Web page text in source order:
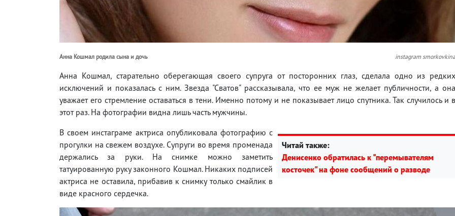
Анна Кошмал родила сына и дочь instagram smorkovkina
Анна Кошмал, старательно оберегающая своего супруга от посторонних глаз, сделала одно из редких
исключений и показалась с ним. Звезда "Сватов" рассказывала, что ее муж не желает публичности, а она
уважает его стремление оставаться в тени. Именно потому и не показывает лицо спутника. Так случилось и в
этот раз. На фотографии видна лишь часть мужчины.
Читай также:
Денисенко обратилась к "перемывателям
косточек" на фоне сообщений о разводе
В своем инстаграме актриса опубликовала фотографию с
прогулки на свежем воздухе. Супруги во время променада
держались за руки. На снимке можно заметить
татуированную руку законного Кошмал. Никаких подписей
актриса не оставила, прибавив к снимку только смайлик в
виде красного сердечка.